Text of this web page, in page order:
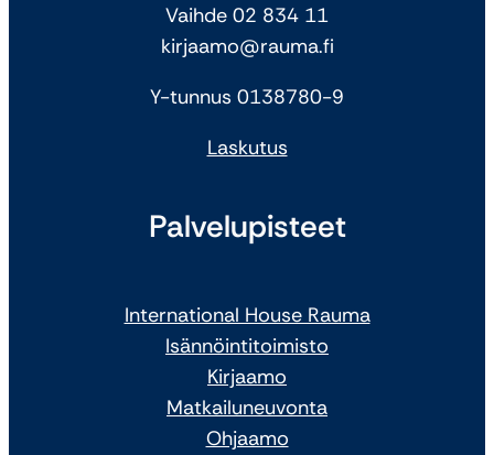
Vaihde 02 834 11
kirjaamo@rauma.fi
Y-tunnus 0138780-9
Laskutus
Palvelupisteet
International House Rauma
Isännöintitoimisto
Kirjaamo
Matkailuneuvonta
Ohjaamo